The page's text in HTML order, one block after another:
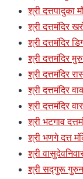
श्री दत्तपादुका
श्री दत्तमंदिर
श्री दत्तमंदिर
श्री दत्तमंदिर
श्री दत्तमंदिर
श्री दत्तमंदिर
श्री दत्तमंदिर
श्री भटगाव
श्री भणगे दत्त
श्री
श्री सद्गुरू